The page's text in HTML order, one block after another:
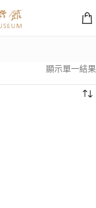
顯示單一結果